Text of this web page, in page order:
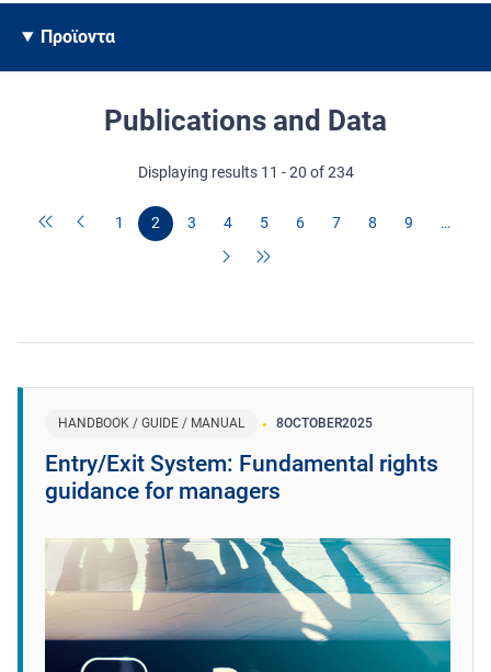
Προϊοντα
Publications and Data
Displaying results 11 - 20 of 234
1 2 3 4 5 6 7 8 9 …
HANDBOOK / GUIDE / MANUAL 8OCTOBER2025
Entry/Exit System: Fundamental rights
guidance for managers